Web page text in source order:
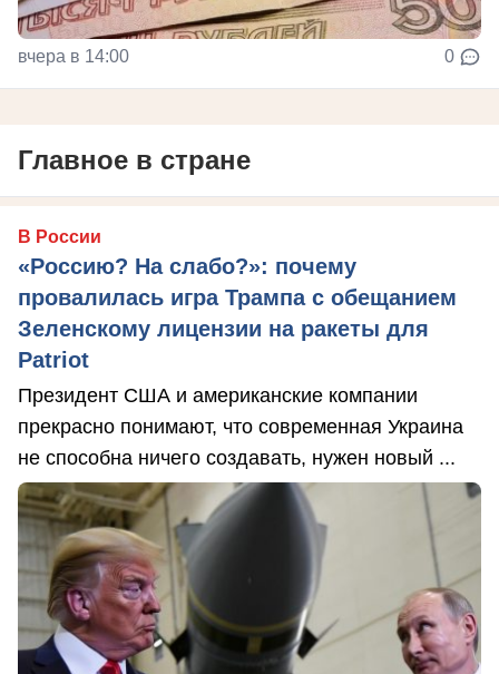
вчера в 14:00 0
Главное в стране
В России
«Россию? На слабо?»: почему
провалилась игра Трампа с обещанием
Зеленскому лицензии на ракеты для
Patriot
Президент США и американские компании
прекрасно понимают, что современная Украина
не способна ничего создавать, нужен новый ...